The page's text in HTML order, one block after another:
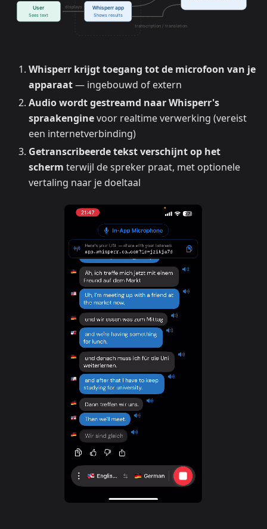
Whisperr krijgt toegang tot de microfoon van je
apparaat— ingebouwd of extern
Audio wordt gestreamd naar Whisperr's
spraakenginevoor realtime verwerking (vereist
een internetverbinding)
Getranscribeerde tekst verschijnt op het
scherm terwijl de spreker praat, met optionele
vertaling naar je doeltaal